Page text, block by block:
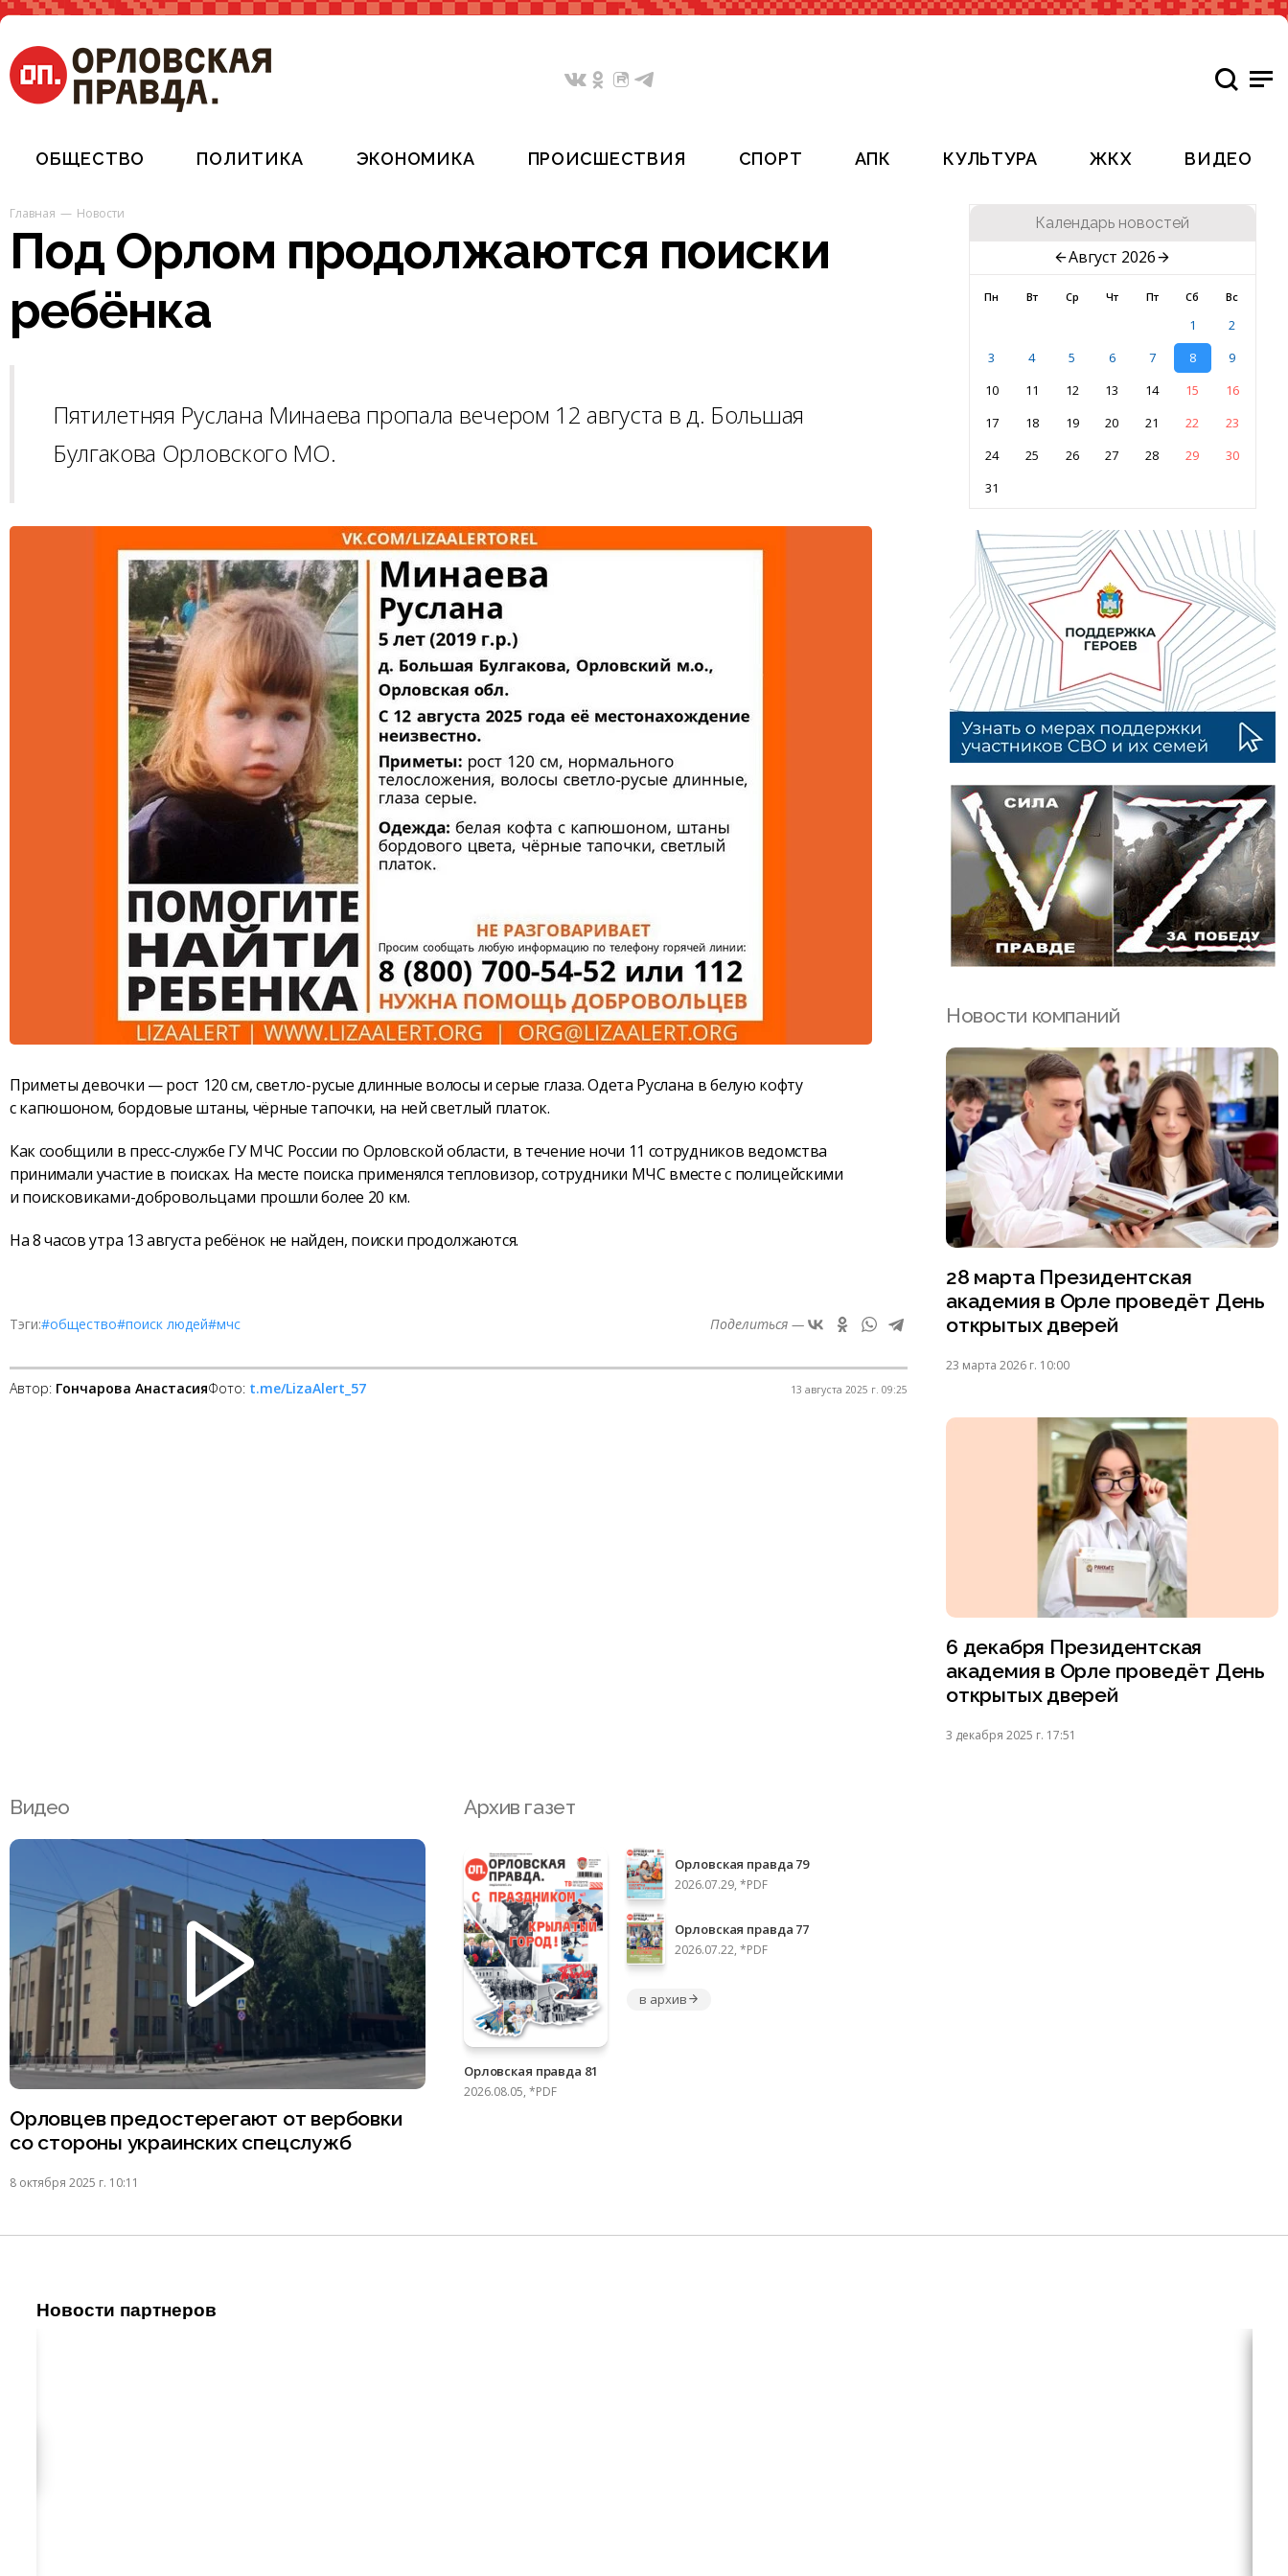
ОБЩЕСТВО ПОЛИТИКА ЭКОНОМИКА ПРОИСШЕСТВИЯ СПОРТ АПК КУЛЬТУРА ЖКХ ВИДЕО
Главная Новости
Под Орлом продолжаются поиски
ребёнка
Пятилетняя Руслана Минаева пропала вечером 12 августа в д. Большая
Булгакова Орловского МО.
Приметы девочки — рост 120 см, светло-русые длинные волосы и серые глаза. Одета Руслана в белую кофту
с капюшоном, бордовые штаны, чёрные тапочки, на ней светлый платок.
Как сообщили в пресс-службе ГУ МЧС России по Орловской области, в течение ночи 11 сотрудников ведомства
принимали участие в поисках. На месте поиска применялся тепловизор, сотрудники МЧС вместе с полицейскими
и поисковиками-добровольцами прошли более 20 км.
На 8 часов утра 13 августа ребёнок не найден, поиски продолжаются.
Тэги:#общество#поиск людей#мчс Поделиться —
Автор: Гончарова АнастасияФото: t.me/LizaAlert_57 13 августа 2025 г. 09:25
Календарь новостей
Август 2026
Пн Вт Ср Чт Пт Сб Вс
1
2
3
4 5 6 7 8
9
10
11 12 13 14 15
16
17
18 19 20 21 22
23
24
25 26 27 28 29
30
31
Новости компаний
28 марта Президентская
академия в Орле проведёт День
открытых дверей
23 марта 2026 г. 10:00
6 декабря Президентская
академия в Орле проведёт День
открытых дверей
3 декабря 2025 г. 17:51
Видео
Орловцев предостерегают от вербовки
со стороны украинских спецслужб
8 октября 2025 г. 10:11
Архив газет
Орловская правда 81
2026.08.05, *PDF
Орловская правда 79
2026.07.29, *PDF
Орловская правда 77
2026.07.22, *PDF
в архив
Новости партнеров